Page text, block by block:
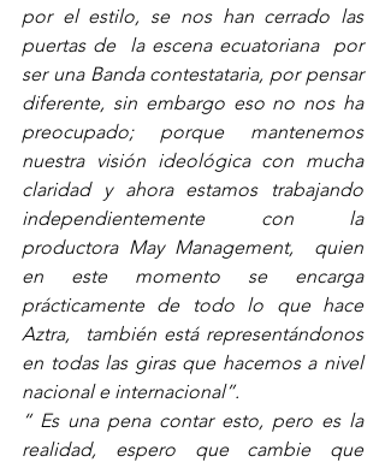
por el estilo, se nos han cerrado las
puertas de  la escena ecuatoriana  por
ser una Banda contestataria, por pensar
diferente, sin embargo eso no nos ha
preocupado; porque mantenemos
nuestra visión ideológica con mucha
claridad y ahora estamos trabajando
independientemente con la
productora May Management,  quien
en este momento se encarga
prácticamente de todo lo que hace
Aztra,  también está representándonos
en todas las giras que hacemos a nivel
nacional e internacional”.
“ Es una pena contar esto, pero es la
realidad, espero que cambie que